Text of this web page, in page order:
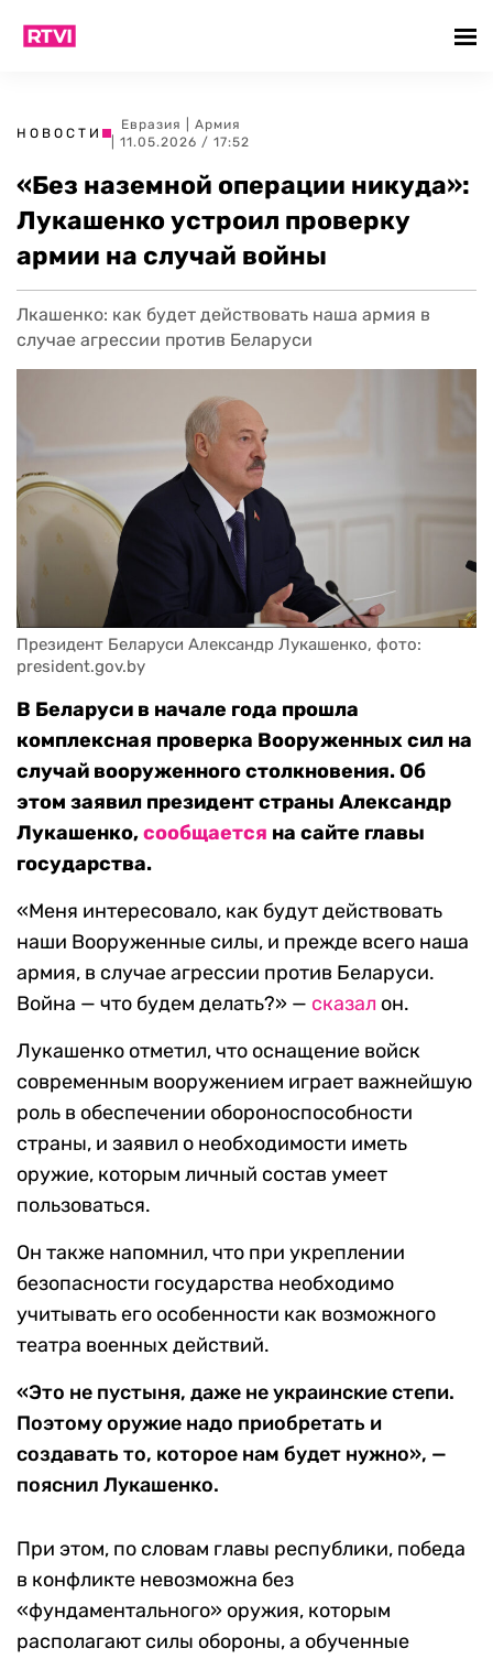
НОВОСТИ
Евразия
Армия
| 11.05.2026 / 17:52
«Без наземной операции никуда»:
Лукашенко устроил проверку
армии на случай войны
Лкашенко: как будет действовать наша армия в
случае агрессии против Беларуси
Президент Беларуси Александр Лукашенко, фото:
president.gov.by
В Беларуси в начале года прошла
комплексная проверка Вооруженных сил на
случай вооруженного столкновения. Об
этом заявил президент страны Александр
Лукашенко,сообщается на сайте главы
государства.
«Меня интересовало, как будут действовать
наши Вооруженные силы, и прежде всего наша
армия, в случае агрессии против Беларуси.
Война — что будем делать?» — сказал он.
Лукашенко отметил, что оснащение войск
современным вооружением играет важнейшую
роль в обеспечении обороноспособности
страны, и заявил о необходимости иметь
оружие, которым личный состав умеет
пользоваться.
Он также напомнил, что при укреплении
безопасности государства необходимо
учитывать его особенности как возможного
театра военных действий.
«Это не пустыня, даже не украинские степи.
Поэтому оружие надо приобретать и
создавать то, которое нам будет нужно», —
пояснил Лукашенко.
При этом, по словам главы республики, победа
в конфликте невозможна без
«фундаментального» оружия, которым
располагают силы обороны, а обученные